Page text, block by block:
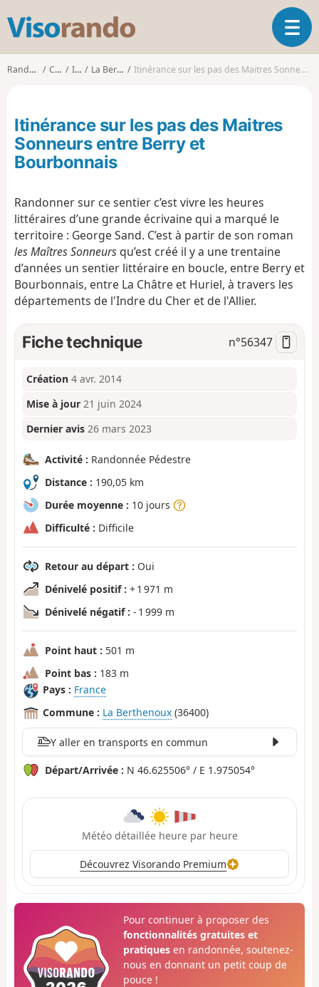
s
o
d
o
O
u
t
o
n
Randonnées Centre Indre La Berthenoux Itinérance sur les pas des Maitres Sonneurs entre Berry et Bourbonnais
Itinérance sur les pas des Maitres
Sonneurs entre Berry et
Bourbonnais
Randonner sur ce sentier c’est vivre les heures
littéraires d’une grande écrivaine qui a marqué le
territoire : George Sand. C’est à partir de son roman
les Maîtres Sonneursqu’est créé il y a une trentaine
d’années un sentier littéraire en boucle, entre Berry et
Bourbonnais, entre La Châtre et Huriel, à travers les
départements de l'Indre du Cher et de l'Allier.
Fiche technique n°56347
Création 4 avr. 2014
Mise à jour 21 juin 2024
Dernier avis 26 mars 2023
Activité : Randonnée Pédestre
Distance : 190,05 km
Durée moyenne : 10 jours
Difficulté : Difficile
Retour au départ : Oui
Dénivelé positif : + 1 971 m
Dénivelé négatif : - 1 999 m
Point haut : 501 m
Point bas : 183 m
Pays : France
Commune : La Berthenoux (36400)
Y aller en transports en commun
Départ/Arrivée : N 46.625506° / E 1.975054°
Météo détaillée heure par heure
Découvrez Visorando Premium
Pour continuer à proposer des
fonctionnalités gratuites et
pratiquesen randonnée, soutenez-
nous en donnant un petit coup de
pouce !